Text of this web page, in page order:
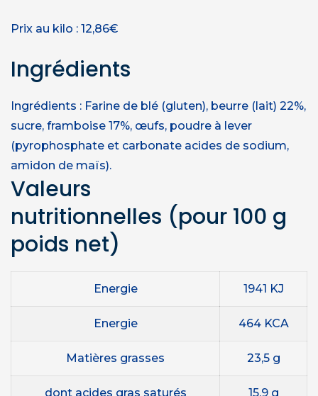
Prix au kilo : 12,86€
Ingrédients
Ingrédients : Farine de blé (gluten), beurre (lait) 22%,
sucre, framboise 17%, œufs, poudre à lever
(pyrophosphate et carbonate acides de sodium,
amidon de maïs).
Valeurs
nutritionnelles (pour 100 g
poids net)
Energie 1941 KJ
Energie 464 KCA
Matières grasses 23,5 g
dont acides gras saturés 15,9 g